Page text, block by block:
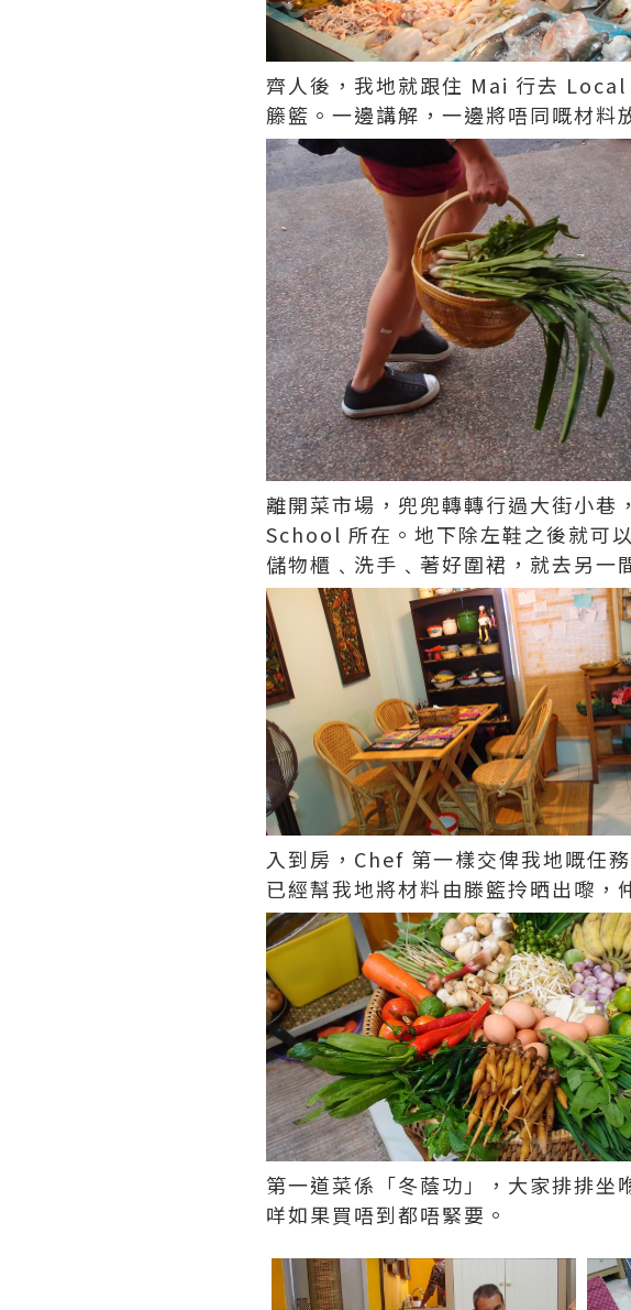
齊人後，我地就跟住 Mai 行去
籐籃。一邊講解，一邊將唔同嘅材料
離開菜市場，兜兜轉轉行過大街小
School 所在。地下除左鞋之後就可
儲物櫃﹑洗手﹑著好圍裙，就去另一
入到房，Chef 第一樣交俾我地嘅任
已經幫我地將材料由滕籃拎晒出嚟，
第一道菜係「冬蔭功」，大家排排
咩如果買唔到都唔緊要。